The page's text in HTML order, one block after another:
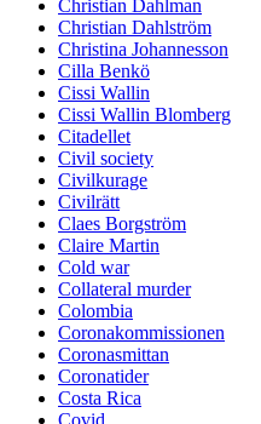
Christian Dahlman
Christian Dahlström
Christina Johannesson
Cilla Benkö
Cissi Wallin
Cissi Wallin Blomberg
Citadellet
Civil society
Civilkurage
Civilrätt
Claes Borgström
Claire Martin
Cold war
Collateral murder
Colombia
Coronakommissionen
Coronasmittan
Coronatider
Costa Rica
Covid